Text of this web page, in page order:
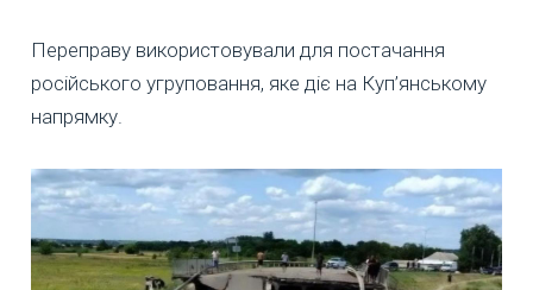
Переправу використовували для постачання
російського угруповання, яке діє на Куп’янському
напрямку.